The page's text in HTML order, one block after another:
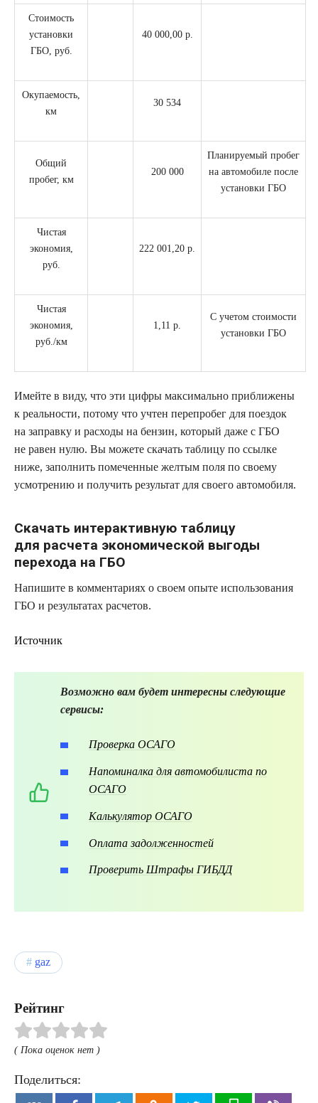
Стоимость
установки
ГБО, руб.
40 000,00 р.
Окупаемость,
км
30 534
Общий
пробег, км
200 000
Планируемый пробег
на автомобиле после
установки ГБО
Чистая
экономия,
руб.
222 001,20 р.
Чистая
экономия,
руб./км
1,11 р.
С учетом стоимости
установки ГБО
Имейте в виду, что эти цифры максимально приближены
к реальности, потому что учтен перепробег для поездок
на заправку и расходы на бензин, который даже с ГБО
не равен нулю. Вы можете скачать таблицу по ссылке
ниже, заполнить помеченные желтым поля по своему
усмотрению и получить результат для своего автомобиля.
Скачать интерактивную таблицу
для расчета экономической выгоды
перехода на ГБО
Напишите в комментариях о своем опыте использования
ГБО и результатах расчетов.
Источник
Возможно вам будет интересны следующие
сервисы:
Проверка ОСАГО
Напоминалка для автомобилиста по
ОСАГО
Калькулятор ОСАГО
Оплата задолженностей
Проверить Штрафы ГИБДД
gaz
Рейтинг
( Пока оценок нет )
Поделиться: